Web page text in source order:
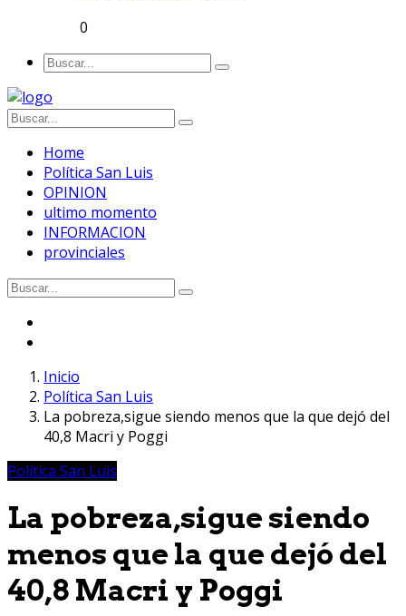
0
Home
Política San Luis
OPINION
ultimo momento
INFORMACION
provinciales
Inicio
Política San Luis
La pobreza,sigue siendo menos que la que dejó del
40,8 Macri y Poggi
Política San Luis
La pobreza,sigue siendo
menos que la que dejó del
40,8 Macri y Poggi